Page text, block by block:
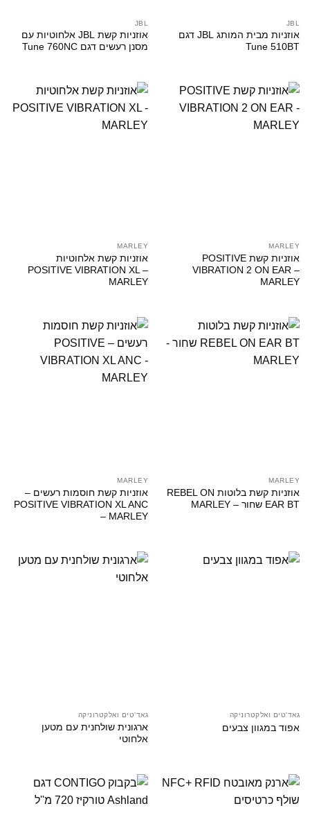
JBL
אוזניות מבית המותג JBL דגם
Tune 510BT
JBL
אוזניות קשת JBL אלחוטיות עם
מסנן רעשים דגם Tune 760NC
MARLEY
אוזניות קשת POSITIVE
VIBRATION 2 ON EAR –
MARLEY
MARLEY
אוזניות קשת אלחוטיות
POSITIVE VIBRATION XL –
MARLEY
MARLEY
אוזניות קשת בלוטות REBEL ON
EAR BT שחור – MARLEY
MARLEY
אוזניות קשת חוסמות רעשים –
POSITIVE VIBRATION XL ANC
– MARLEY
גאד'טים ואלקטרוניקה
אפוד במגוון צבעים
גאד'טים ואלקטרוניקה
ארגונית שולחנית עם מטען
אלחוטי